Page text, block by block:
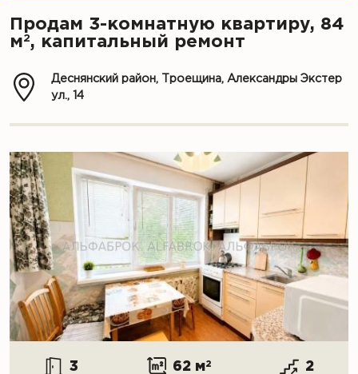
Продам 3-комнатную квартиру, 84
м2, капитальный ремонт
Деснянский район, Троещина, Александры Экстер
ул., 14
3 62 м2 2